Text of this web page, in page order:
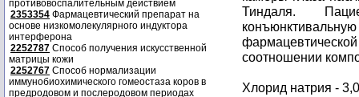
противовоспалительным действием
2353354 Фармацевтический препарат на
основе низкомолекулярного индуктора
интерферона
2252787 Способ получения искусственной
матрицы кожи
2252767 Способ нормализации
иммунобиохимического гомеостаза коров в
предродовом и послеродовом периодах
Тиндаля.
соотношении
Хлорид натрия - 3,0